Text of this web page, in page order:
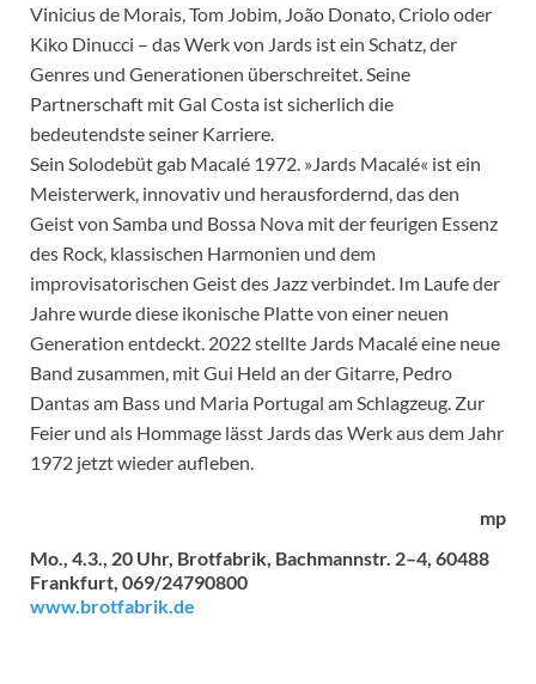
Vinicius de Morais, Tom Jobim, João Donato, Criolo oder
Kiko Dinucci – das Werk von Jards ist ein Schatz, der
Genres und Generationen überschreitet. Seine
Partnerschaft mit Gal Costa ist sicherlich die
bedeutendste seiner Karriere.
Sein Solodebüt gab Macalé 1972. »Jards Macalé« ist ein
Meisterwerk, innovativ und herausfordernd, das den
Geist von Samba und Bossa Nova mit der feurigen Essenz
des Rock, klassischen Harmonien und dem
improvisatorischen Geist des Jazz verbindet. Im Laufe der
Jahre wurde diese ikonische Platte von einer neuen
Generation entdeckt. 2022 stellte Jards Macalé eine neue
Band zusammen, mit Gui Held an der Gitarre, Pedro
Dantas am Bass und Maria Portugal am Schlagzeug. Zur
Feier und als Hommage lässt Jards das Werk aus dem Jahr
1972 jetzt wieder aufleben.
mp
Mo., 4.3., 20 Uhr, Brotfabrik, Bachmannstr. 2–4, 60488
Frankfurt, 069/24790800
www.brotfabrik.de